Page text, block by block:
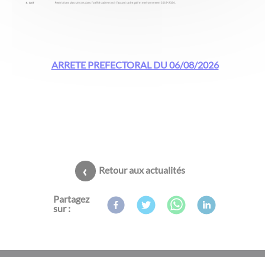
ARRETE PREFECTORAL DU 06/08/2026
Retour aux actualités
Partagez
sur :